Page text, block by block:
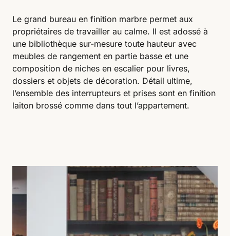
Le grand bureau en finition marbre permet aux
propriétaires de travailler au calme. Il est adossé à
une bibliothèque sur-mesure toute hauteur avec
meubles de rangement en partie basse et une
composition de niches en escalier pour livres,
dossiers et objets de décoration. Détail ultime,
l’ensemble des interrupteurs et prises sont en finition
laiton brossé comme dans tout l’appartement.